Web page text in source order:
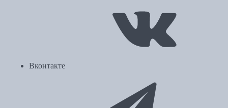
Вконтакте